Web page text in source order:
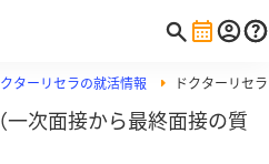
ターリセラの就活情報 ドクターリセ
一次面接から最終面接の質